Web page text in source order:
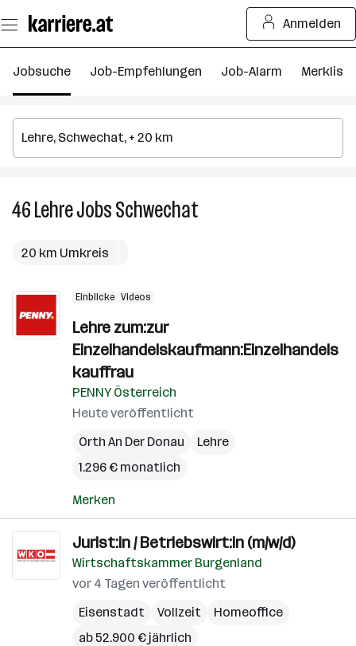
Seiteninhalt
springen
Anmelden
Jobsuche Job-Empfehlungen Job-Alarm Merkliste
46LehreJobsSchwechat
20 km Umkreis
Einblicke Videos
Lehre zum:zur
Einzelhandelskaufmann:Einzelhandels
kauffrau
PENNY Österreich
Heute veröffentlicht
Orth An Der Donau
Lehre
1.296 € monatlich
Merken
Jurist:in / Betriebswirt:in (m/w/d)
Wirtschaftskammer Burgenland
vor 4 Tagen veröffentlicht
Eisenstadt
Vollzeit
Homeoffice
ab 52.900 € jährlich